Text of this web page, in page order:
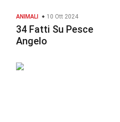
ANIMALI 10 Ott 2024
34 Fatti Su Pesce
Angelo